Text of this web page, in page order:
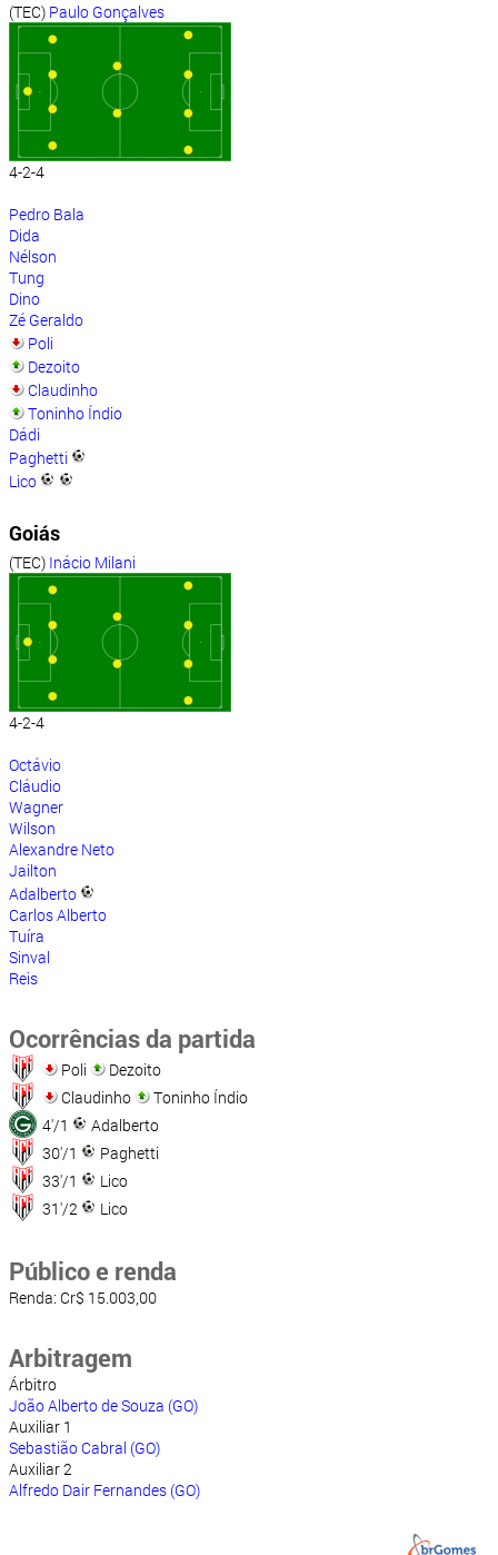
(TEC) Paulo Gonçalves
4-2-4
Pedro Bala
Dida
Nélson
Tung
Dino
Zé Geraldo
Poli
Dezoito
Claudinho
Toninho Índio
Dádi
Paghetti
Lico
Goiás
(TEC) Inácio Milani
4-2-4
Octávio
Cláudio
Wagner
Wilson
Alexandre Neto
Jailton
Adalberto
Carlos Alberto
Tuíra
Sinval
Reis
Ocorrências da partida
Poli
Dezoito
Claudinho
Toninho Índio
4'/1
Adalberto
30'/1
Paghetti
33'/1
Lico
31'/2
Lico
Público e renda
Renda: Cr$ 15.003,00
Arbitragem
Árbitro
João Alberto de Souza (GO)
Auxiliar 1
Sebastião Cabral (GO)
Auxiliar 2
Alfredo Dair Fernandes (GO)